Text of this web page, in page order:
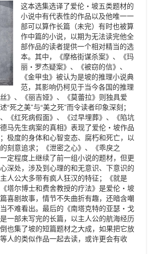
这本选集选译了爱伦・坡五类题材的
小说中有代表性的作品以及他唯一一
部可以算作长篇（未完）有时也被算
作中篇的小说，以期为无法读完他全
部作品的读者提供一个相对精当的选
本。其中，《摩格街谋杀案》、《玛
丽・罗杰疑案》、《被窃的信》、
《金甲虫》被认为是坡的推理小说典
范，其影响仍柯见于当今各国的推理
》、《丽吉娅》、《莫蕾拉》则独具爱
“死之美”与“美之死”而令读者印象深刻；
《红死病假面》、《过早埋葬》、《陷坑
马先生病案的真相》表现了爱伦・坡作品
极度的身体和心智变态、腐朽和死亡，以
刻意追求；《泄密之心》、《乖戾之
定程度上继续了前一组小说的题材，但更
深处，涉及到心理的和无意识、下意识的
人公大多带有疯人狂汉的特征；《就是
塔尔博士和费舍教授的疗法》是爱伦・坡
喜剧故事，情节不失曲折有趣，还暗含嘲
不难看出。最后的《南塔克特的亚瑟・戈
一部未写完的长篇，以主人公的航海经历
也集了坡的短篇题材之大成，如果把它放
人的类似作品一起去读，或许更会有收